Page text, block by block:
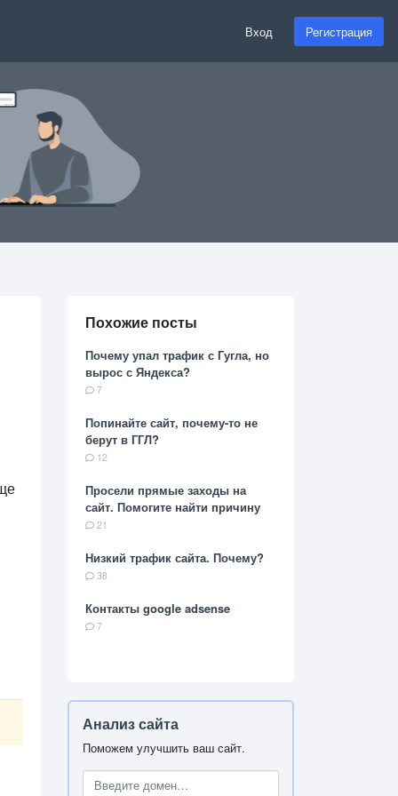
Вход Регистрация
Похожие посты
Почему упал трафик с Гугла, но
вырос с Яндекса?
7
Попинайте сайт, почему-то не
берут в ГГЛ?
12
Просели прямые заходы на
сайт. Помогите найти причину
21
Низкий трафик сайта. Почему?
38
Контакты google adsense
7
Анализ сайта
Поможем улучшить ваш сайт.